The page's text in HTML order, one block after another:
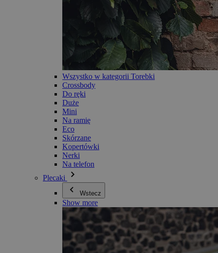
Wszystko w kategorii Torebki
Crossbody
Do ręki
Duże
Mini
Na ramię
Eco
Skórzane
Kopertówki
Nerki
Na telefon
Plecaki
Wstecz
Show more